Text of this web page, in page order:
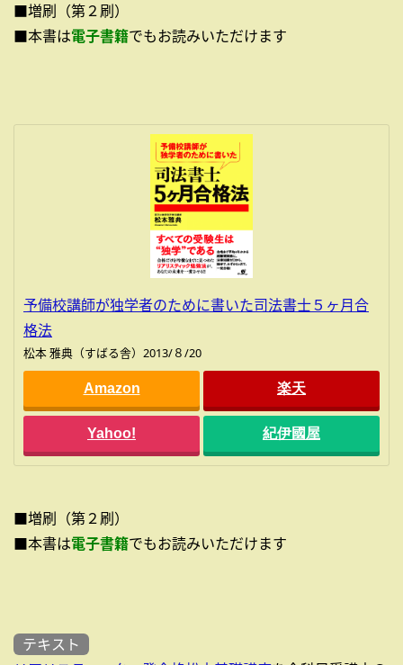
■増刷（第２刷）
■本書は電子書籍でもお読みいただけます
予備校講師が独学者のために書いた司法書士５ヶ月合
格法
松本 雅典（すばる舎）2013/８/20
Amazon 楽天
Yahoo! 紀伊國屋
■増刷（第２刷）
■本書は電子書籍でもお読みいただけます
テキスト